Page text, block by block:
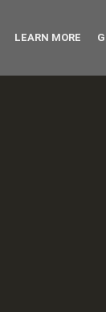
LEARN MORE